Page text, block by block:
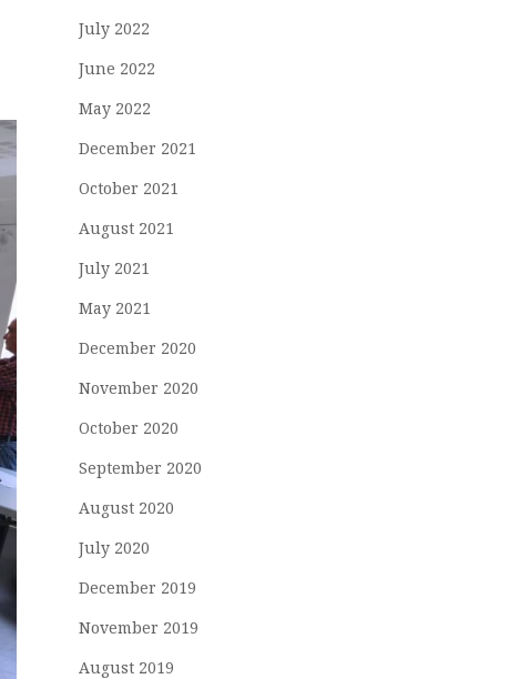
July 2022
June 2022
May 2022
December 2021
October 2021
August 2021
July 2021
May 2021
December 2020
November 2020
October 2020
September 2020
August 2020
July 2020
December 2019
November 2019
August 2019